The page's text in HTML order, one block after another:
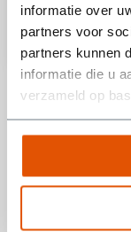
informatie over
partners voor
partners kunnen
informatie die u
verzameld op
Wat gebeurd er
Het hout wordt door
grote
snippert het hout in
bijvoorbeeld
gewassen zoals
snippers
houtplaten van
Bekijk onze
Wat